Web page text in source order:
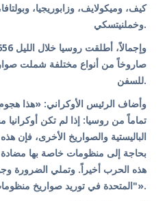
كيف، وميكولايف، وزابوريجيا،
وخملنيتسكي.
صاروخاً من أنواع مختلفة شملت
للسفن.
وأضاف الرئيس الأوكراني: «هذا
تماماً من روسيا: إذا لم تكن
الباليستية والصواريخ الأخرى، فإن
بحاجة إلى منظومات خاصة بها مضادة
هذه الحرب أخيراً. وتملي الضرورة
المتحدة في توريد صواريخ منظومات "باتريوت"».